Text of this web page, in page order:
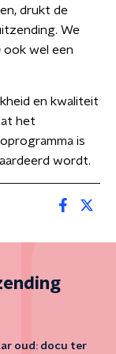
drukt de
We
ook wel een
en kwaliteit
het
is
wordt.
oud: docu ter